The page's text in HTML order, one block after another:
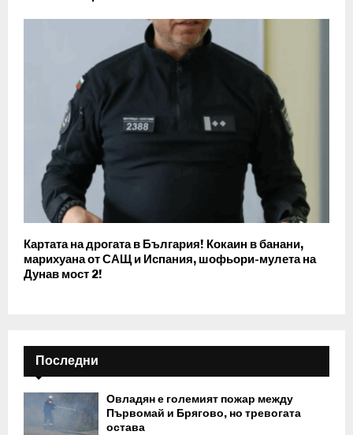
Картата на дрогата в България! Кокаин в банани,
марихуана от САЩ и Испания, шофьори-мулета на
Дунав мост 2!
Последни
Овладян е големият пожар между
Първомай и Брягово, но тревогата
остава